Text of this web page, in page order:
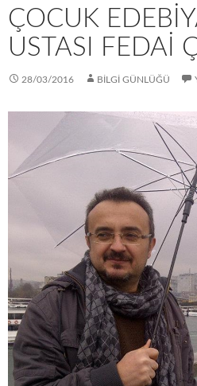
ÇOCUK
USTASI FEDAI
28/03/2016 BİLGİ GÜNLÜĞÜ